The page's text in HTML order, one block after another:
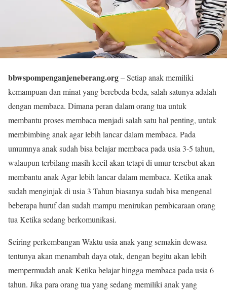
bbwspompenganjeneberang.org– Setiap anak memiliki
kemampuan dan minat yang berebeda-beda, salah satunya adalah
dengan membaca. Dimana peran dalam orang tua untuk
membantu proses membaca menjadi salah satu hal penting, untuk
membimbing anak agar lebih lancar dalam membaca. Pada
umumnya anak sudah bisa belajar membaca pada usia 3-5 tahun,
walaupun terbilang masih kecil akan tetapi di umur tersebut akan
membantu anak Agar lebih lancar dalam membaca. Ketika anak
sudah menginjak di usia 3 Tahun biasanya sudah bisa mengenal
beberapa huruf dan sudah mampu menirukan pembicaraan orang
tua Ketika sedang berkomunikasi.
Seiring perkembangan Waktu usia anak yang semakin dewasa
tentunya akan menambah daya otak, dengan begitu akan lebih
mempermudah anak Ketika belajar hingga membaca pada usia 6
tahun. Jika para orang tua yang sedang memiliki anak yang